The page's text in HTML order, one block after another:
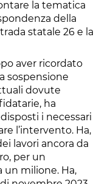
la tematica
della
statale 26 e la
aver ricordato
sospensione
dovute
ha
i necessari
l’intervento. Ha,
lavori ancora da
per un
milione. Ha,